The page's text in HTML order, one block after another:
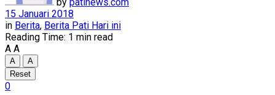
15 Januari 2018
in Berita, Berita Pati Hari ini
Reading Time: 1 min read
A A
A
A
Reset
0